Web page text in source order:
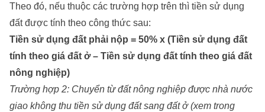
Theo đó, nếu thuộc các trường hợp trên thì tiền sử dụng
đất được tính theo công thức sau:
Tiền sử dụng đất phải nộp = 50% x (Tiền sử dụng đất
tính theo giá đất ở – Tiền sử dụng đất tính theo giá đất
nông nghiệp)
Trường hợp 2: Chuyển từ đất nông nghiệp được nhà nước
giao không thu tiền sử dụng đất sang đất ở (xem trong